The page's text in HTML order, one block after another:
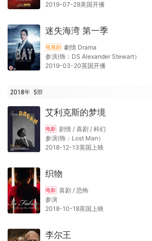
2019-07-28美国开播
迷失海湾 第一季
电视剧 劇情 Drama
参演(饰：DS Alexander Stewart）
2019-03-20英国开播
2018年 5部
艾利克斯的梦境
电影 剧情 / 喜剧 / 科幻
参演(饰：Lost Man）
2018-12-13英国上映
织物
电影 喜剧 / 恐怖
参演
2018-10-18英国上映
李尔王